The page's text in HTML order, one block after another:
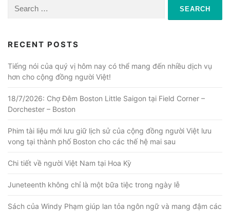
for:
RECENT POSTS
Tiếng nói của quý vị hôm nay có thể mang đến nhiều dịch vụ
hơn cho cộng đồng người Việt!
18/7/2026: Chợ Đêm Boston Little Saigon tại Field Corner –
Dorchester – Boston
Phim tài liệu mới lưu giữ lịch sử của cộng đồng người Việt lưu
vong tại thành phố Boston cho các thế hệ mai sau
Chi tiết về người Việt Nam tại Hoa Kỳ
Juneteenth không chỉ là một bữa tiệc trong ngày lễ
Sách của Windy Phạm giúp lan tỏa ngôn ngữ và mang đậm các